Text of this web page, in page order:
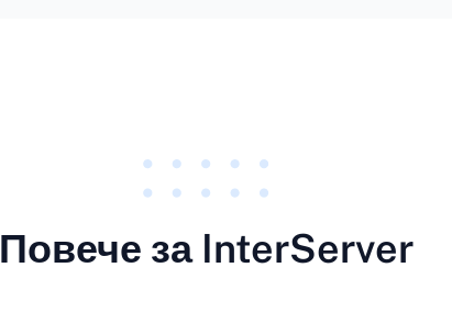
Повече за InterServer